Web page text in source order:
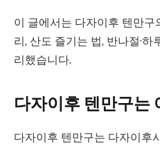
이 글에서는 다자이후 텐만구
리, 산도 즐기는 법, 반나절·
리했습니다.
다자이후 텐만구는
다자이후 텐만구는 다자이후